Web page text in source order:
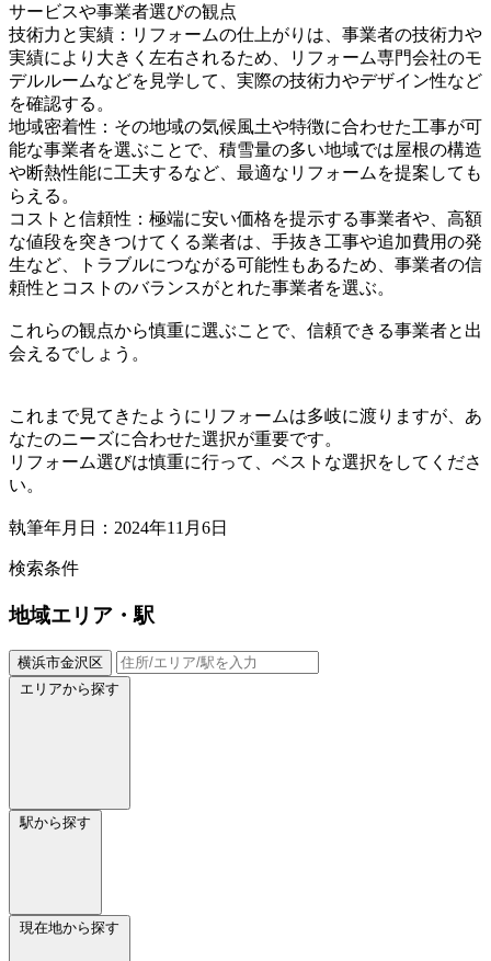
サービスや事業者選びの観点
技術力と実績：リフォームの仕上がりは、事業者の技術力や
実績により大きく左右されるため、リフォーム専門会社のモ
デルルームなどを見学して、実際の技術力やデザイン性など
を確認する。
地域密着性：その地域の気候風土や特徴に合わせた工事が可
能な事業者を選ぶことで、積雪量の多い地域では屋根の構造
や断熱性能に工夫するなど、最適なリフォームを提案しても
らえる。
コストと信頼性：極端に安い価格を提示する事業者や、高額
な値段を突きつけてくる業者は、手抜き工事や追加費用の発
生など、トラブルにつながる可能性もあるため、事業者の信
頼性とコストのバランスがとれた事業者を選ぶ。
これらの観点から慎重に選ぶことで、信頼できる事業者と出
会えるでしょう。
これまで見てきたようにリフォームは多岐に渡りますが、あ
なたのニーズに合わせた選択が重要です。
リフォーム選びは慎重に行って、ベストな選択をしてくださ
い。
執筆年月日：2024年11月6日
検索条件
地域エリア・駅
横浜市金沢区
エリアから探す
駅から探す
現在地から探す